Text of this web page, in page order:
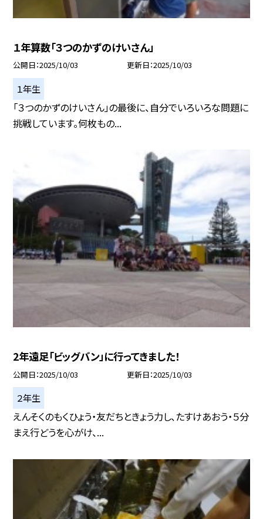
１年算数「３つのかずのけいさん」
公開日 2025/10/03 更新日 2025/10/03
１年生
「３つのかずのけいさん」の最後に、自分でいろいろな問題に
挑戦しています。何枚もの...
2年遠足「ビッグバン」に行ってきました！
公開日 2025/10/03 更新日 2025/10/03
２年生
えんそくのもくひょう・友だちときょう力し、たすけあおう・５分
まえ行どうを心がけ、...